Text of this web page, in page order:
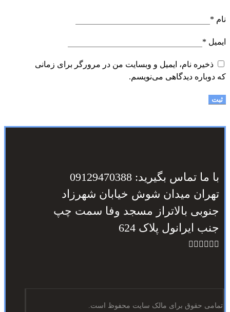
نام *
ایمیل *
ذخیره نام، ایمیل و وبسایت من در مرورگر برای زمانی
که دوباره دیدگاهی می‌نویسم.
با ما تماس بگیرید: 09129470388
تهران میدان شوش خیابان شهرزاد
جنوبی بالاتراز مسجد وفا سمت چپ
جنب ایرانول پلاک 624
تمامی حقوق برای مالک سایت محفوظ است.